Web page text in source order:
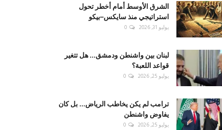
الشرق الأوسط أمام أخطر تحول
استراتيجي منذ سايكس–بيكو
يوليو 31, 2026 0
لبنان بين واشنطن ودمشق... هل تتغير
قواعد اللعبة؟
يوليو 25, 2026 0
ترامب لم يكن يخاطب الرياض... بل كان
يفاوض واشنطن
يوليو 25, 2026 0